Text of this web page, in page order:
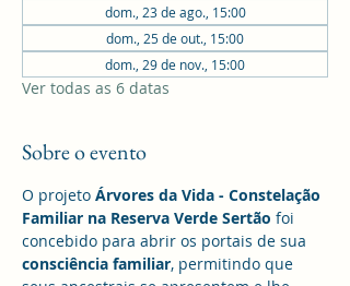
dom., 23 de ago., 15:00
dom., 25 de out., 15:00
dom., 29 de nov., 15:00
Ver todas as 6 datas
Sobre o evento
O projeto Árvores da Vida - Constelação
Familiar na Reserva Verde Sertão foi
concebido para abrir os portais de sua
consciência familiar, permitindo que